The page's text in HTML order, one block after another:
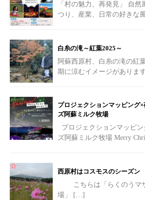
「村の魅力、再発見」 自然
つり、産業、日常の好きな
白糸の滝～紅葉2025～
阿蘇西原村、白糸の滝の紅
期に涼むイメージがありま
プロジェクションマッピン
ズ阿蘇ミルク牧場
プロジェクションマッピ
ズ阿蘇ミルク牧場 Merry
西原村はコスモスのシーズン
こちらは「らくのうマ
場」
[…]